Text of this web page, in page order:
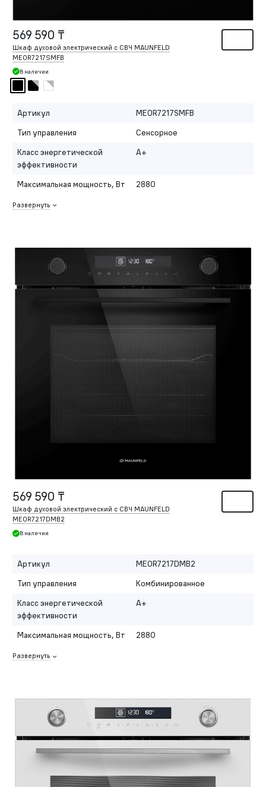
569 590 ₸
Шкаф духовой электрический с СВЧ MAUNFELD
MEOR7217SMFB
В наличии
Артикул
MEOR7217SMFB
Тип управления
Сенсорное
Класс энергетической
эффективности
A+
Максимальная мощность, Вт 2880
Развернуть
569 590 ₸
Шкаф духовой электрический с СВЧ MAUNFELD
MEOR7217DMB2
В наличии
Артикул
MEOR7217DMB2
Тип управления
Комбинированное
Класс энергетической
эффективности
A+
Максимальная мощность, Вт 2880
Развернуть